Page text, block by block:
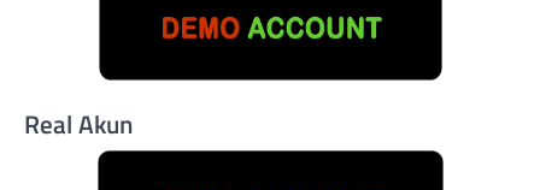
Real Akun